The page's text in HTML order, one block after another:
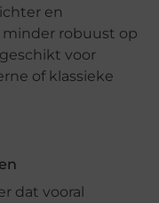
en
minder robuust op
voor
of klassieke
dat vooral